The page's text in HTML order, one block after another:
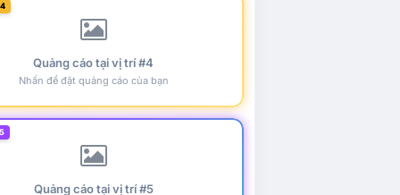
Quảng cáo tại vị trí #4
Nhấn để đặt quảng cáo của bạn
Quảng cáo tại vị trí #5